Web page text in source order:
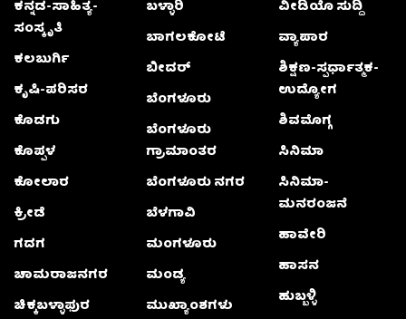
ಕನ್ನಡ-ಸಾಹಿತ್ಯ-
ಸಂಸ್ಕೃತಿ
ಕಲಬುರ್ಗಿ
ಕೃಷಿ-ಪರಿಸರ
ಕೊಡಗು
ಕೊಪ್ಪಳ
ಕೋಲಾರ
ಕ್ರೀಡೆ
ಗದಗ
ಚಾಮರಾಜನಗರ
ಚಿಕ್ಕಬಳ್ಳಾಫುರ
ಬಳ್ಳಾರಿ
ಬಾಗಲಕೋಟೆ
ಬೀದರ್
ಬೆಂಗಳೂರು
ಬೆಂಗಳೂರು
ಗ್ರಾಮಾಂತರ
ಬೆಂಗಳೂರು ನಗರ
ಬೆಳಗಾವಿ
ಮಂಗಳೂರು
ಮಂಡ್ಯ
ಮುಖ್ಯಾಂಶಗಳು
ವೀಡಿಯೊ ಸುದ್ದಿ
ವ್ಯಾಪಾರ
ಶಿಕ್ಷಣ-ಸ್ಪರ್ಧಾತ್ಮಕ-
ಉದ್ಯೋಗ
ಶಿವಮೊಗ್ಗ
ಸಿನಿಮಾ
ಸಿನಿಮಾ-
ಮನರಂಜನೆ
ಹಾವೇರಿ
ಹಾಸನ
ಹುಬ್ಬಳ್ಳಿ